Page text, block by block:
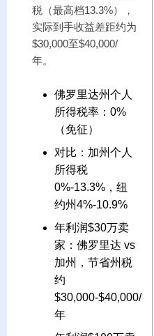
税（最高档13.3%），
实际到手收益差距约为
$30,000至$40,000/
年。
佛罗里达州个人
所得税率：0%
（免征）
对比：加州个人
所得税
0%-13.3%，纽
约州4%-10.9%
年利润$30万卖
家：佛罗里达 vs
加州，节省州税
约
$30,000-$40,000/
年